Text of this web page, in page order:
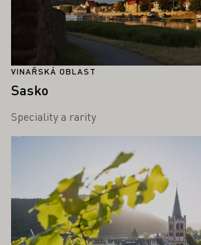
VINAŘSKÁ OBLAST
Sasko
Speciality a rarity